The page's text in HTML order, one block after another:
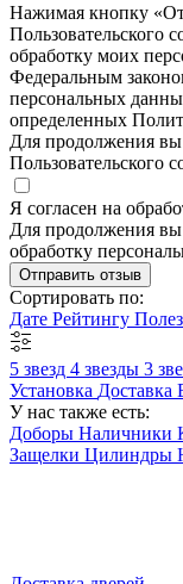
Нажимая кнопку
Пользовательского
обработку моих
Федеральным
персональных
определенных
Для продолжения
Пользовательского
Я согласен на
Для продолжения
обработку
Отправить отзыв
Сортировать по:
Дате Рейтингу
5 звезд 4 звезды 3
Установка Доставка
У нас также есть:
Доборы Наличники
Защелки Цилиндры